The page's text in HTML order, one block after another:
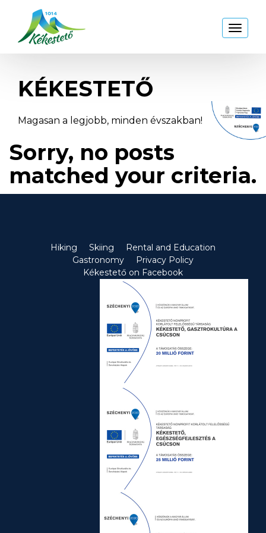
KÉKESTETŐ
Magasan a legjobb, minden évszakban!
Sorry, no posts
matched your criteria.
Hiking Skiing
Rental and Education
Gastronomy
Privacy Policy
Kékestető on Facebook